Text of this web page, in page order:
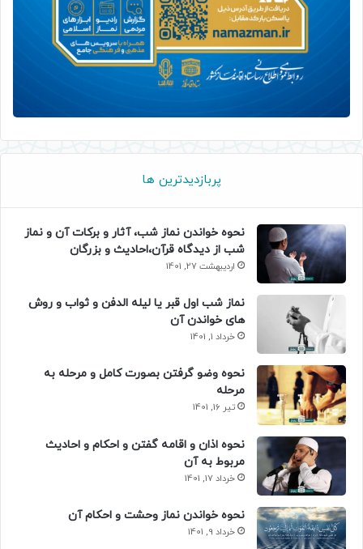
پربازدیدترین ها
نحوه خواندن نماز شب، آثار و برکات آن و نماز
شب از دیدگاه قرآن،احادیث و بزرگان
اردیبهشت 27, 1401
نماز شب اول قبر یا لیله الدفن و ثواب و روش
های خواندن آن
خرداد 1, 1401
نحوه وضو گرفتن بصورت کامل و مرحله به
مرحله
تیر 16, 1401
نحوه اذان و اقامه گفتن و احکام و احادیث
مربوط به آن
خرداد 17, 1401
نحوه خواندن نماز وحشت و احکام آن
خرداد 9, 1401